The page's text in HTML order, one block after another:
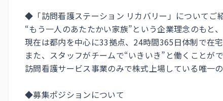
◆「訪問看護ステーション リカバリー」についてご
“もう一人のあたたかい家族”という企業理念のもと
現在は都内を中心に33拠点、24時間365日体制で在
また、スタッフがチームで“いきいき”と働くことが
訪問看護サービス事業のみで株式上場している唯一の
◆募集ポジションについて